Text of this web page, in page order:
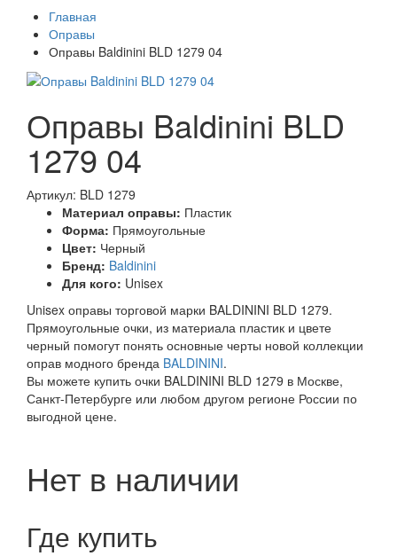
Главная
Оправы
Оправы Baldinini BLD 1279 04
Оправы Baldinini BLD
1279 04
Артикул: BLD 1279
Материал оправы: Пластик
Форма: Прямоугольные
Цвет: Черный
Бренд: Baldinini
Для кого: Unisex
Unisex оправы торговой марки BALDININI BLD 1279.
Прямоугольные очки, из материала пластик и цвете
черный помогут понять основные черты новой коллекции
оправ модного бренда BALDININI.
Вы можете купить очки BALDININI BLD 1279 в Москве,
Санкт-Петербурге или любом другом регионе России по
выгодной цене.
Нет в наличии
Где купить